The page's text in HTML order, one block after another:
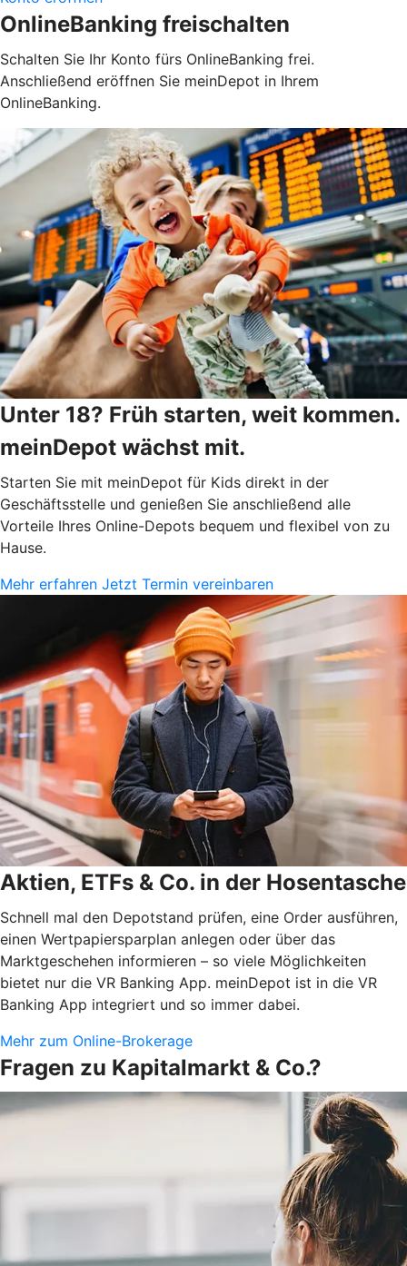
OnlineBanking freischalten
Schalten Sie Ihr Konto fürs OnlineBanking frei.
Anschließend eröffnen Sie meinDepot in Ihrem
OnlineBanking.
Unter 18? Früh starten, weit kommen.
meinDepot wächst mit.
Starten Sie mit meinDepot für Kids direkt in der
Geschäftsstelle und genießen Sie anschließend alle
Vorteile Ihres Online-Depots bequem und flexibel von zu
Hause.
Mehr erfahren Jetzt Termin vereinbaren
Aktien, ETFs & Co. in der Hosentasche
Schnell mal den Depotstand prüfen, eine Order ausführen,
einen Wertpapiersparplan anlegen oder über das
Marktgeschehen informieren – so viele Möglichkeiten
bietet nur die VR Banking App. meinDepot ist in die VR
Banking App integriert und so immer dabei.
Mehr zum Online-Brokerage
Fragen zu Kapitalmarkt & Co.?